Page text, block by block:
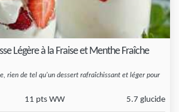
Légère à la Fraise et Menthe Fraîche
rien de tel qu'un dessert rafraîchissant et léger pour
11 pts WW 5.7 glucide